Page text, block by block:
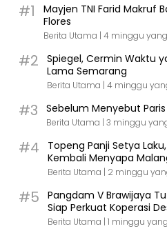
#1
Mayjen TNI Farid Makruf
Flores
Berita Utama | 4 minggu
#2
Spiegel, Cermin Waktu
Lama Semarang
Berita Utama | 4 minggu
#3 Sebelum Menyebut Paris
Berita Utama | 3 minggu
#4
Topeng Panji Setya
Kembali Menyapa
Berita Utama | 2 minggu
#5
Pangdam V Brawijaya
Siap Perkuat Koperasi
Berita Utama | 1 minggu